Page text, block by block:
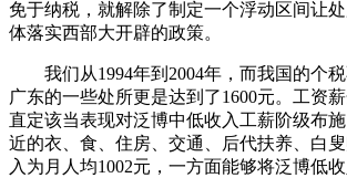
免于纳税，就解除了制定一个浮动区间让
体落实西部大开辟的政策。
我们从1994年到2004年，而我国的个税
广东的一些处所更是达到了1600元。工资
直定该当表现对泛博中低收入工薪阶级布
近的衣、食、住房、交通、后代扶养、白
入为月人均1002元，一方面能够将泛博低